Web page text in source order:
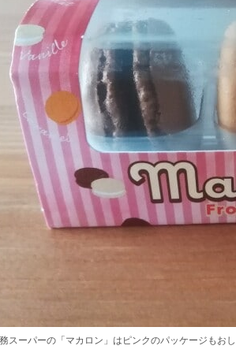
スーパーの「マカロン」はピンクのパッケージもお